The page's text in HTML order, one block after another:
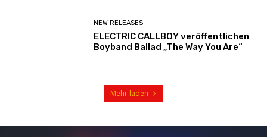
NEW RELEASES
ELECTRIC CALLBOY veröffentlichen
Boyband Ballad „The Way You Are“
Mehr laden